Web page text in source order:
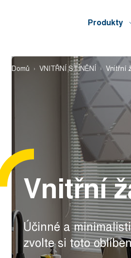
Produkty
Domů VNITŘNÍ STÍNĚNÍ Vnitřní
Vnitřní
Účinné a
zvolte si toto